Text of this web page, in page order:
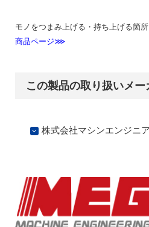
モノをつまみ上げる・持ち上げる箇
商品ページ⋙
この製品の取り扱いメー
株式会社マシンエンジニ